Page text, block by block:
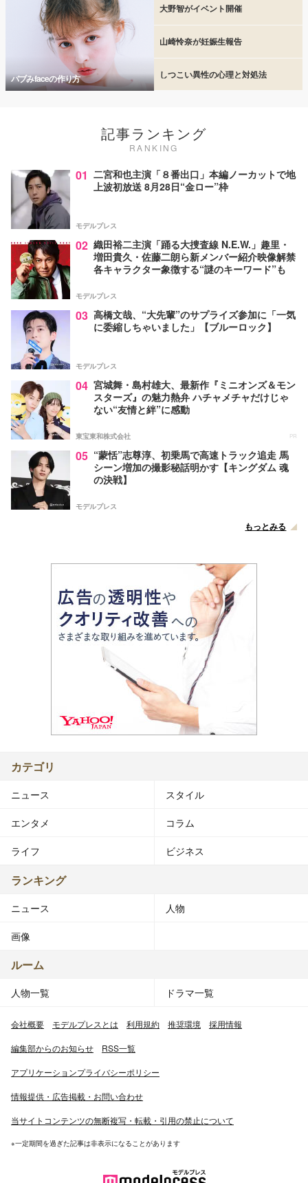
バブみfaceの作り方
大野智がイベント開催
山崎怜奈が妊娠生報告
しつこい異性の心理と対処法
記事ランキング
RANKING
01 二宮和也主演「８番出口」本編ノーカットで地
上波初放送 8月28日“金ロー”枠
モデルプレス
02 織田裕二主演「踊る大捜査線 N.E.W.」趣里・
増田貴久・佐藤二朗ら新メンバー紹介映像解禁
各キャラクター象徴する“謎のキーワード”も
モデルプレス
03 高橋文哉、“大先輩”のサプライズ参加に「一気
に委縮しちゃいました」【ブルーロック】
モデルプレス
04 宮城舞・島村雄大、最新作『ミニオンズ＆モン
スターズ』の魅力熱弁 ハチャメチャだけじゃ
ない“友情と絆”に感動
東宝東和株式会社 PR
05 “蒙恬”志尊淳、初乗馬で高速トラック追走 馬
シーン増加の撮影秘話明かす【キングダム 魂
の決戦】
モデルプレス
もっとみる
カテゴリ
ニュース スタイル
エンタメ コラム
ライフ ビジネス
ランキング
ニュース 人物
画像
ルーム
人物一覧 ドラマ一覧
会社概要 モデルプレスとは 利用規約 推奨環境 採用情報
編集部からのお知らせ RSS一覧
アプリケーションプライバシーポリシー
情報提供・広告掲載・お問い合わせ
当サイトコンテンツの無断複写・転載・引用の禁止について
※一定期間を過ぎた記事は非表示になることがあります